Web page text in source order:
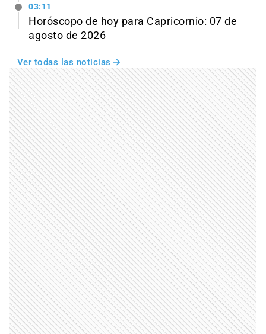
03:11
Horóscopo de hoy para Capricornio: 07 de
agosto de 2026
Ver todas las noticias